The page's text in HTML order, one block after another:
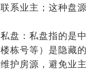
联系业主；这种盘
私盘：私盘指的是
楼栋号等）是隐藏
维护房源，避免业